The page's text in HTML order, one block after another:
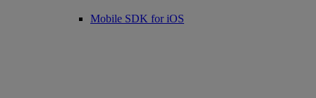
Mobile SDK for iOS